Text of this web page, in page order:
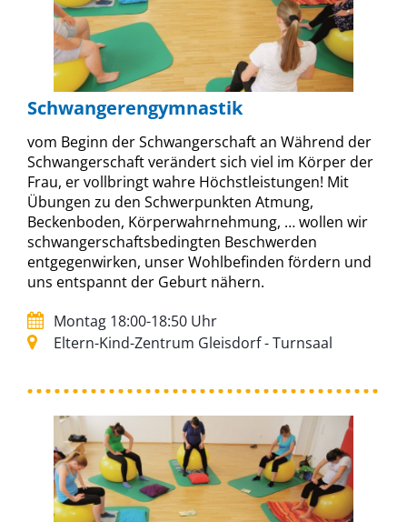
Schwangerengymnastik
vom Beginn der Schwangerschaft an Während der
Schwangerschaft verändert sich viel im Körper der
Frau, er vollbringt wahre Höchstleistungen! Mit
Übungen zu den Schwerpunkten Atmung,
Beckenboden, Körperwahrnehmung, … wollen wir
schwangerschaftsbedingten Beschwerden
entgegenwirken, unser Wohlbefinden fördern und
uns entspannt der Geburt nähern.
Montag 18:00-18:50 Uhr
Eltern-Kind-Zentrum Gleisdorf - Turnsaal